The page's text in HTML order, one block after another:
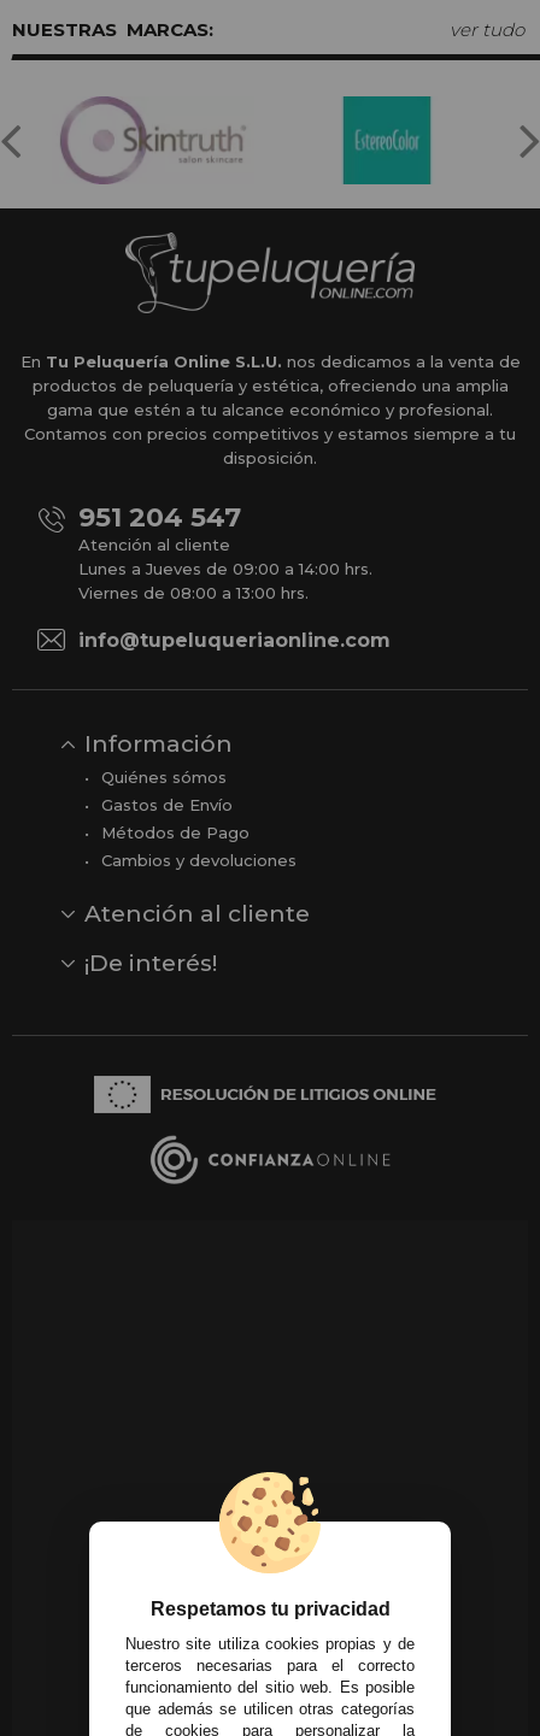
MARCAS: ver tudo
En Tu Peluquería Online S.L.U. nos dedicamos a la venta de
productos de peluquería y estética, ofreciendo una amplia
gama que estén a tu alcance económico y profesional.
Contamos con precios competitivos y estamos siempre a tu
disposición.
951 204 547
Atención al cliente
Lunes a Jueves de 09:00 a 14:00 hrs.
Viernes de 08:00 a 13:00 hrs.
info@tupeluqueriaonline.com
Información
Quiénes sómos
Gastos de Envío
Métodos de Pago
Cambios y devoluciones
Atención al cliente
Opiniones
Reseñas en Google
¡De interés!
Respetamos tu privacidad
Nuestro site utiliza cookies propias y de
terceros necesarias para el correcto
funcionamiento del sitio web. Es posible
que además se utilicen otras categorías
de cookies para personalizar la